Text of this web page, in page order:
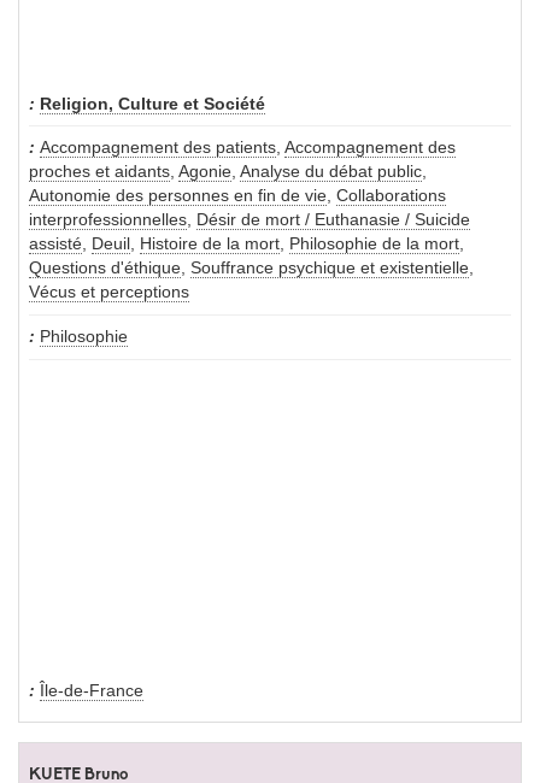
Religion, Culture et Société
Accompagnement des patients, Accompagnement des
proches et aidants, Agonie, Analyse du débat public,
Autonomie des personnes en fin de vie, Collaborations
interprofessionnelles, Désir de mort / Euthanasie / Suicide
assisté, Deuil , Histoire de la mort, Philosophie de la mort,
Questions d'éthique, Souffrance psychique et existentielle,
Vécus et perceptions
Philosophie
Île-de-France
KUETE Bruno